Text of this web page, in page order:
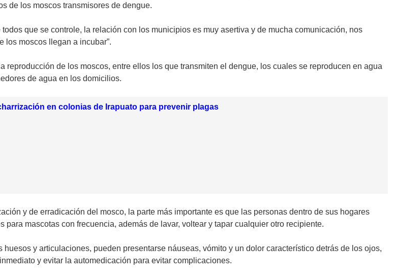
de los moscos transmisores de dengue.
que se controle, la relación con los municipios es muy asertiva y de mucha comunicación, nos
los moscos llegan a incubar”.
de los moscos, entre ellos los que transmiten el dengue, los cuales se reproducen en agua
de agua en los domicilios.
en colonias de Irapuato para prevenir plagas
y de erradicación del mosco, la parte más importante es que las personas dentro de sus hogares
mascotas con frecuencia, además de lavar, voltear y tapar cualquier otro recipiente.
y articulaciones, pueden presentarse náuseas, vómito y un dolor característico detrás de los ojos,
y evitar la automedicación para evitar complicaciones.